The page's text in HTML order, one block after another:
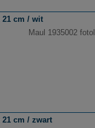
21 cm / wit
Maul 1935002
21 cm / zwart